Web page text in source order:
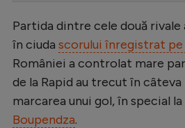
Bundesliga
Ligue 1
Campionate
Starurile fotbalului
Partida dintre cele două rivale
în ciuda scorului înregistrat pe
României a controlat mare
de la Rapid au trecut în câteva
marcarea unui gol, în special la
Boupendza.